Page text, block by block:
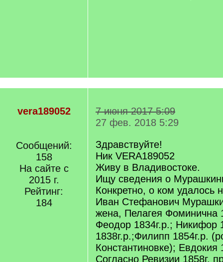
vera189052
Сообщений:
158
На сайте с
2015 г.
Рейтинг:
184
7 июня 2017 5:09
27 фев. 2018 5:29
Здравствуйте!
Ник VERA189052
Живу в Владивостоке.
Ищу сведения о
Конкретно, о ком удалось
Иван Стефанович
жена, Пелагея Фоминична
Феодор 1834г.р.; Никифор
1838г.р.;Филипп 1854г.р.
Константиновке); Евдокия
Согласно Ревизии 1858г.